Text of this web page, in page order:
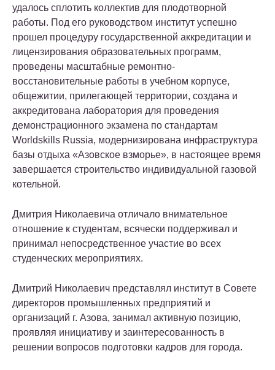
удалось сплотить коллектив для плодотворной
работы. Под его руководством институт успешно
прошел процедуру государственной аккредитации и
лицензирования образовательных программ,
проведены масштабные ремонтно-
восстановительные работы в учебном корпусе,
общежитии, прилегающей территории, создана и
аккредитована лаборатория для проведения
демонстрационного экзамена по стандартам
Worldskills Russiа, модернизирована инфраструктура
базы отдыха «Азовское взморье», в настоящее время
завершается строительство индивидуальной газовой
котельной.
Дмитрия Николаевича отличало внимательное
отношение к студентам, всячески поддерживал и
принимал непосредственное участие во всех
студенческих мероприятиях.
Дмитрий Николаевич представлял институт в Совете
директоров промышленных предприятий и
организаций г. Азова, занимал активную позицию,
проявляя инициативу и заинтересованность в
решении вопросов подготовки кадров для города.